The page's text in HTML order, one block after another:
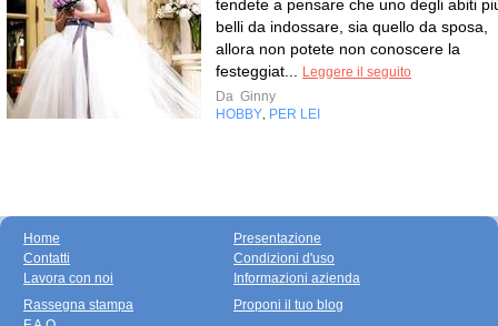
tendete a pensare che uno degli abiti
belli da indossare, sia quello da sposa,
allora non potete non conoscere la
festeggiat...
Leggere il seguito
Da Ginny
HOBBY PER LEI
Home
Contatti
Lavora con noi
Presentazione
Condizioni d'uso
Informazioni azienda
Rassegna stampa
Proponi il tuo blog